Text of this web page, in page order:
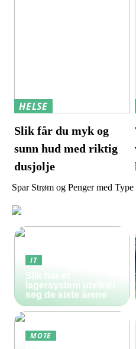
HELSE
Slik får du myk og
sunn hud med riktig
dusjolje
Spar Strøm og Penger med
IT
Slik har et
lagersystem utviklet
seg de siste årene
MOTE